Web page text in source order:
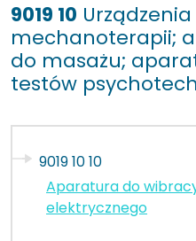
9019 10
mechanoterapii;
do masażu;
testów
9019 10 10
Aparatura do
elektrycznego